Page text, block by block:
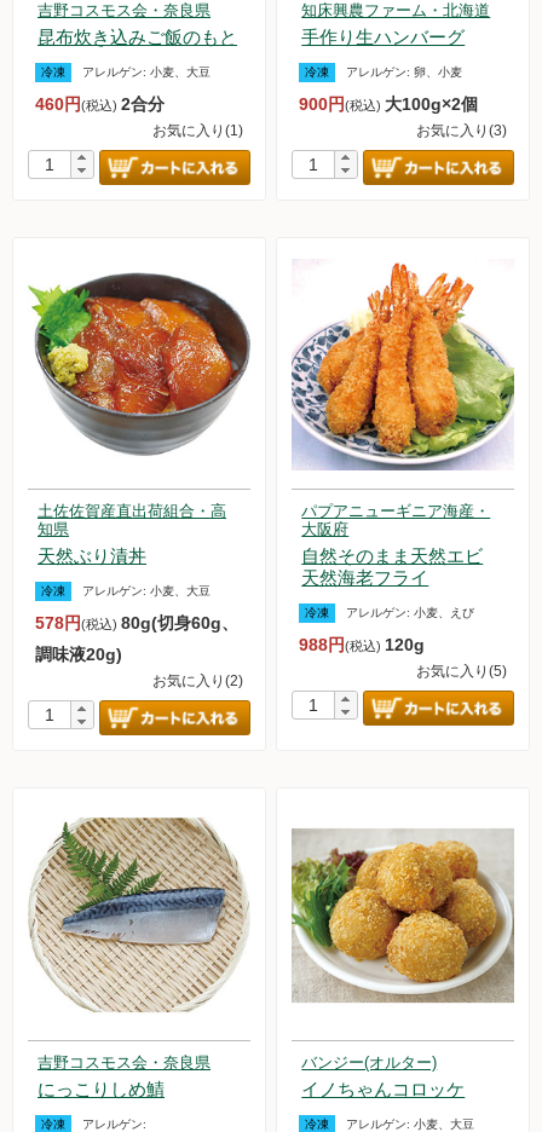
乾物
調味料
伝統酒類
粉・餅
健康応援グッズ
石けん・生活用品
食べもの百科（書籍）
ご利用ガイド
取扱いアイテム数について
カートについて
返品・キャンセルについて
お支払い方法について
賞味期限について
よくあるご質問
オルター品もの
取扱店のご紹介
吉野コスモス会・奈良県
昆布炊き込みご飯のもと
冷凍 アレルゲン: 小麦、大豆
460円(税込) 2合分
お気に入り(1)
知床興農ファーム・北海道
手作り生ハンバーグ
冷凍 アレルゲン:卵、小麦
900円(税込) 大100g×2個
お気に入り(3)
土佐佐賀産直出荷組合・高
知県
天然ぶり漬丼
冷凍 アレルゲン: 小麦、大豆
578円(税込) 80g(切身60g、
調味液20g)
お気に入り(2)
パプアニューギニア海産・
大阪府
自然そのまま天然エビ
天然海老フライ
冷凍 アレルゲン:小麦、えび
988円(税込) 120g
お気に入り(5)
吉野コスモス会・奈良県
にっこりしめ鯖
冷凍 アレルゲン:
バンジー(オルター)
イノちゃんコロッケ
冷凍 アレルゲン:小麦、大豆